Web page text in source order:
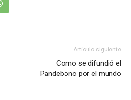
Artículo siguiente
Como se difundió el
Pandebono por el mundo